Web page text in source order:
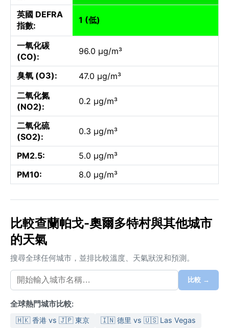
英國 DEFRA
指數:
1 (低)
一氧化碳
(CO):
96.0 µg/m³
臭氧 (O3):
47.0 µg/m³
二氧化氮
(NO2):
0.2 µg/m³
二氧化硫
(SO2):
0.3 µg/m³
PM2.5:
5.0 µg/m³
PM10:
8.0 µg/m³
比較查蘭帕戈-奧爾多特村與其他城市
的天氣
搜尋全球任何城市，並排比較溫度、天氣狀況和預測。
比較 →
全球熱門城市比較:
🇭🇰 香港 vs 🇯🇵 東京
🇮🇳 德里 vs 🇺🇸 Las Vegas